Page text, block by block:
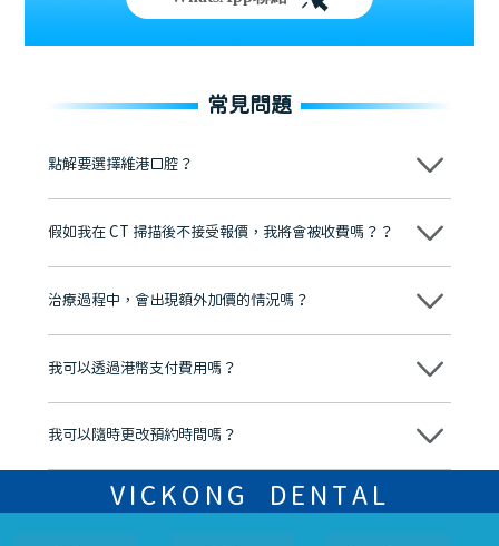
常見問題
點解要選擇維港口腔？
維港口腔踐行「醫道濟世」的大學校訓，各分院匯聚來自香港、內地的
牌」、「2025香港企業領袖品牌」，是諾貝爾種植系統全球放心植牙中
至今已服務超過三十個國家和地區的顧客，受到粵港澳大灣區及周邊城
市市民極高的口碑評價及信任推薦 珠海、深圳設有八大分院，香港亦設
有咨詢及服務保障中心，有任何問題都可以隨時預約免費咨詢，讓人十
假如我在 CT 掃描後不接受報價，我將會被收費嗎？？
不會！只要未開始實際服務之前，你不會被收取任何費用。
治療過程中，會出現額外加價的情況嗎？
不會，治療前我們會詳細說明治療方案及對應的價錢，顧客同意並簽字
我可以透過港幣支付費用嗎？
可以。維港口腔會按照當日匯率轉算收取費用，而匯率會及時告知客人
我可以隨時更改預約時間嗎？
可以，請盡早通過wechat或whatsapp聯絡我們，告知我們你原本預約
的時間及資料，並且重新預約的日期及時段
VICKONG DENTAL